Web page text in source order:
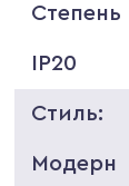
IP20
Стиль:
Модерн